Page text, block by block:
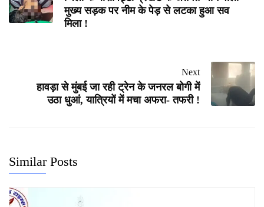
मुख्य सड़क पर नीम के पेड़ से लटका हुआ सव
मिला !
Next
हावड़ा से मुंबई जा रही ट्रेन के जनरल बोगी में
उठा धुआं, यात्रियों में मचा अफरा- तफरी !
Similar Posts